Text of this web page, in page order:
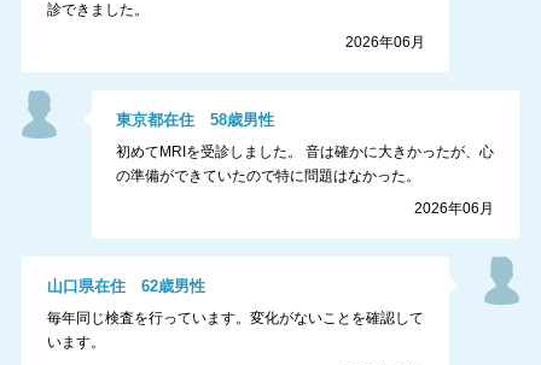
診できました。
2026年06月
東京都在住58歳男性
初めてMRIを受診しました。 音は確かに大きかったが、心
の準備ができていたので特に問題はなかった。
2026年06月
山口県在住 62歳男性
毎年同じ検査を行っています。変化がないことを確認して
います。